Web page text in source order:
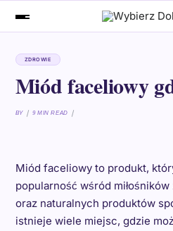
ZDROWIE
Miód faceliowy
BY 9 MIN READ
Miód faceliowy to produkt,
popularność wśród
oraz naturalnych produktów
istnieje wiele miejsc, gdzie